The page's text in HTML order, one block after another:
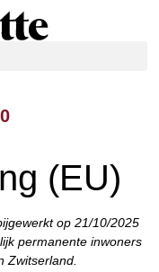
(EU)
op 21/10/2025
permanente inwoners
Zwitserland.